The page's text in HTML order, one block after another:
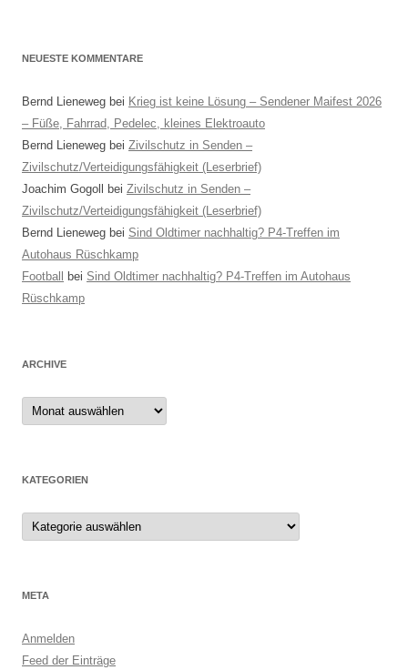
NEUESTE KOMMENTARE
Bernd Lieneweg bei Krieg ist keine Lösung – Sendener Maifest 2026
– Füße, Fahrrad, Pedelec, kleines Elektroauto
Bernd Lieneweg bei Zivilschutz in Senden –
Zivilschutz/Verteidigungsfähigkeit (Leserbrief)
Joachim Gogoll
bei Zivilschutz in Senden –
Zivilschutz/Verteidigungsfähigkeit (Leserbrief)
Bernd Lieneweg bei Sind Oldtimer nachhaltig? P4-Treffen im
Autohaus Rüschkamp
Football
bei Sind Oldtimer nachhaltig? P4-Treffen im Autohaus
Rüschkamp
ARCHIVE
Archive
KATEGORIEN
Kategorien
META
Anmelden
Feed der Einträge